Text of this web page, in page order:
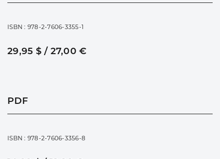
ISBN : 978-2-7606-3355-1
29,95 $ / 27,00 €
PDF
ISBN : 978-2-7606-3356-8